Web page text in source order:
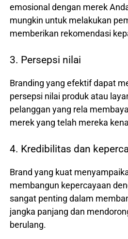
emosional dengan merek
mungkin untuk melakukan
memberikan rekomendasi
3. Persepsi nilai
Branding yang efektif dapat
persepsi nilai produk atau
pelanggan yang rela
merek yang telah mereka
4. Kredibilitas dan
Brand yang kuat
membangun kepercayaan
sangat penting dalam
jangka panjang dan
berulang.